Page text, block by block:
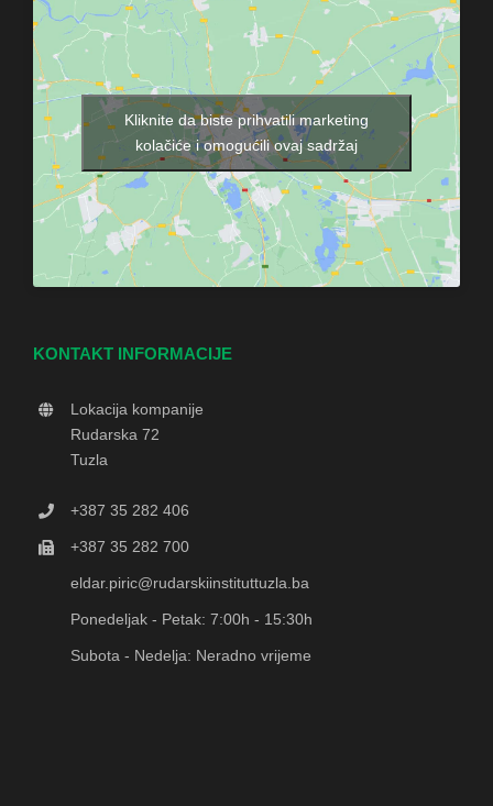
Kliknite da biste prihvatili marketing
kolačiće i omogućili ovaj sadržaj
KONTAKT INFORMACIJE
Lokacija kompanije
Rudarska 72
Tuzla
+387 35 282 406
+387 35 282 700
eldar.piric@rudarskiinstituttuzla.ba
Ponedeljak - Petak: 7:00h - 15:30h
Subota - Nedelja: Neradno vrijeme